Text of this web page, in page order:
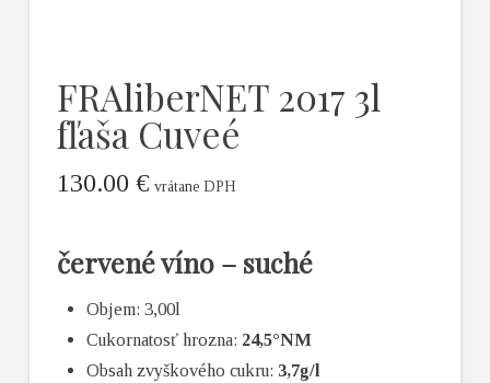
FRAliberNET 2017 3l
fľaša Cuveé
130.00 € vrátane DPH
červené víno – suché
Objem: 3,00l
Cukornatosť hrozna: 24,5°NM
Obsah zvyškového cukru: 3,7g/l